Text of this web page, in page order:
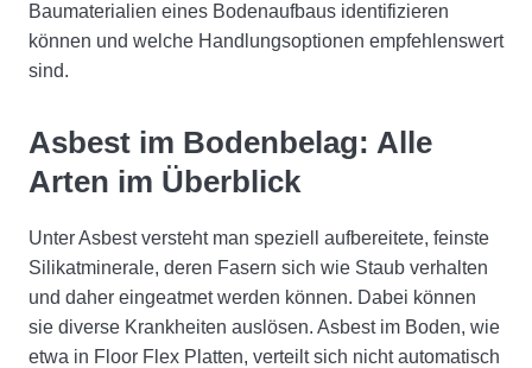
Baumaterialien eines Bodenaufbaus identifizieren
können und welche Handlungsoptionen empfehlenswert
sind.
Asbest im Bodenbelag: Alle
Arten im Überblick
Unter Asbest versteht man speziell aufbereitete, feinste
Silikatminerale, deren Fasern sich wie Staub verhalten
und daher eingeatmet werden können. Dabei können
sie diverse Krankheiten auslösen. Asbest im Boden, wie
etwa in Floor Flex Platten, verteilt sich nicht automatisch